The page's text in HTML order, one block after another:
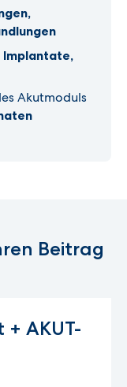
Implantate,
Akutmoduls
Beitrag
AKUT-